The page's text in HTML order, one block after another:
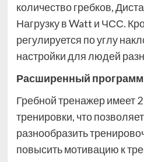
количество гребков,
Нагрузку в Watt и ЧСС.
регулируется по углу
настройки для людей
Расширенный
Гребной тренажер имеет
тренировки, что
разнообразить
повысить мотивацию к